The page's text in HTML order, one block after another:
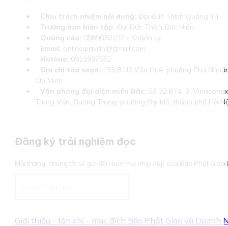
Chịu trách nhiệm nội dung: Đại Đức Thích Quảng Tú
Trưởng ban biên tập: Đại Đức Thích Đức Hiển
Quảng cáo: 0989030102 - Khánh Ly
Email: online.pgvdn@gmail.com
Hotline: 0911997552
Địa chỉ tòa soạn: 133/8 Hồ Văn Huê, phường Phú
Chí Minh
Văn phòng đại diện miền Bắc: Số 32 BT4-3,
Trung Văn, Đường Trung, phường Đại Mỗ, thành phố Hà
Đăng ký trải nghiệm đọc
Mỗi tháng, chúng tôi sẽ gửi đến bạn mọi nhịp đập của Báo Phật Giáo
Giới thiệu - tôn chỉ - mục đích Báo Phật Giáo và Doanh